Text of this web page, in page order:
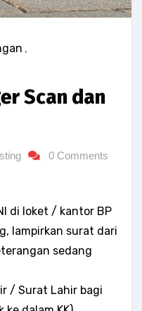
,
Scan dan
0 Comments
di loket / kantor BP
lampirkan surat dari
sedang
/ Surat Lahir bagi